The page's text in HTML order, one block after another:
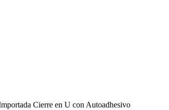
Cierre en U con Autoadhesivo